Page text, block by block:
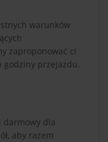
warunków
zaproponować ci
przejazdu.
darmowy dla
aby razem